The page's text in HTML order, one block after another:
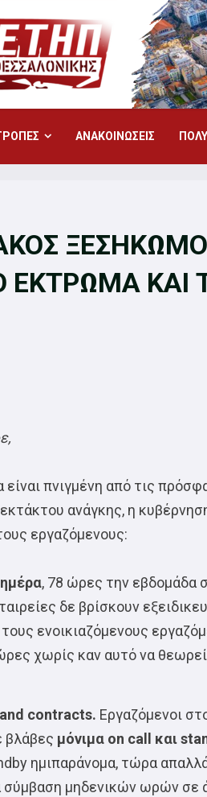
ΑΝΑΚΟΙΝΩΣΕΙΣ
ΕΚΤΡΩΜΑ ΚΑΙ
πνιγμένη από τις
ανάγκης, η
εργαζόμενους:
, 78 ώρες την εβδομάδα
δε βρίσκουν
τους ενοικιαζόμενους
χωρίς καν αυτό να
contracts. Εργαζόμενοι
βλάβες μόνιμα on call και
ημιπαράνομα, τώρα
σύμβαση μηδενικών ωρών σε